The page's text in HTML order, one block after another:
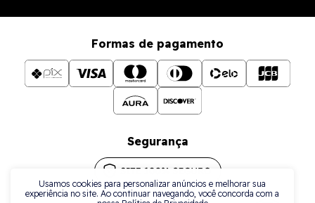
Usamos cookies para personalizar anúncios e melhorar sua
experiência no site. Ao continuar navegando, você concorda com a
Formas de pagamento
Segurança